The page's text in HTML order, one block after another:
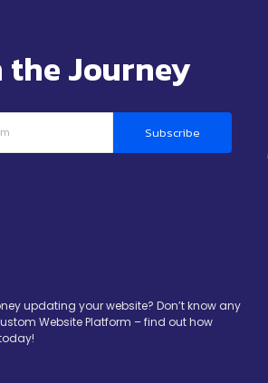
the Journey
Subscribe
updating your website? Don’t know any
Website Platform – find out how